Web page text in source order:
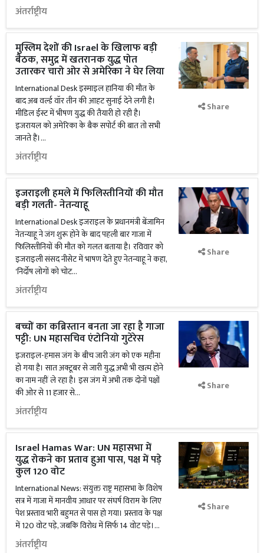
अंतर्राष्ट्रीय
मुस्लिम देशों की Israel के खिलाफ बड़ी
बैठक, समुद्र में खतरानक युद्ध पोत
उतारकर चारो ओर से अमेरिका ने घेर लिया
International Desk इस्माइल हानिया की मौत के
बाद अब वर्ल्ड वॉर तीन की आहट सुनाई देने लगी है।
मीडिल ईस्ट में भीषण युद्ध की तैयारी हो रही है।
इजरायल को अमेरिका के बैक सपोर्ट की बात तो सभी
जानते हैं।...
अंतर्राष्ट्रीय
Share
इजराइली हमले में फिलिस्तीनियों की मौत
बड़ी गलती- नेतन्याहू
International Desk इजराइल के प्रधानमंत्री बेंजामिन
नेतन्याहू ने जंग शुरू होने के बाद पहली बार गाजा में
फिलिस्तीनियों की मौत को गलत बताया है। रविवार को
इजराइली संसद नीसेट में भाषण देते हुए नेतन्याहू ने कहा,
'निर्दोष लोगों को चोट...
अंतर्राष्ट्रीय
Share
बच्चों का कब्रिस्तान बनता जा रहा है गाजा
पट्टी: UN महासचिव एंटोनियो गुटेरेस
इजराइल-हमास जंग के बीच जारी जंग को एक महीना
हो गया है। सात अक्टूबर से जारी युद्ध अभी भी खत्म होने
का नाम नहीं ले रहा है। इस जंग में अभी तक दोनों पक्षों
की ओर से 11 हजार से...
अंतर्राष्ट्रीय
Share
Israel Hamas War: UN महासभा में
युद्ध रोकने का प्रताव हुआ पास, पक्ष में पड़े
कुल 120 वोट
International News: संयुक्त राष्ट्र महासभा के विशेष
सत्र में गाजा में मानवीय आधार पर संघर्ष विराम के लिए
पेश प्रस्ताव भारी बहुमत से पास हो गया। प्रस्ताव के पक्ष
में 120 वोट पड़े, जबकि विरोध में सिर्फ 14 वोट पड़े।...
अंतर्राष्ट्रीय
Share